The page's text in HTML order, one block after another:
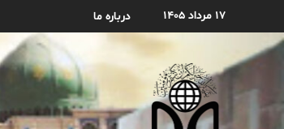
۱۷ مرداد ۱۴۰۵ درباره ما